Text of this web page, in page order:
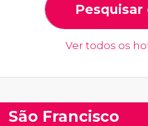
Ver todos os
São Francisco